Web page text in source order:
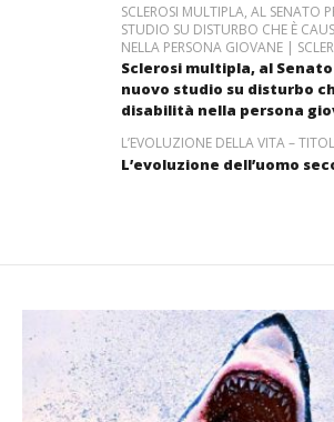
SCLEROSI MULTIPLA, AL SENATO
STUDIO SU DISTURBO CHE È
NELLA PERSONA GIOVANE |
Sclerosi multipla, al
nuovo studio su disturbo
disabilità nella persona
L’EVOLUZIONE DELLA VITA –
L’evoluzione dell’uomo